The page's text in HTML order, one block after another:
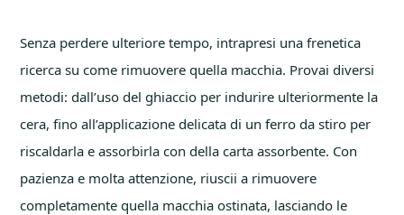
Senza perdere ulteriore tempo, intrapresi una frenetica
ricerca su come rimuovere quella macchia. Provai diversi
metodi: dall’uso del ghiaccio per indurire ulteriormente la
cera, fino all’applicazione delicata di un ferro da stiro per
riscaldarla e assorbirla con della carta assorbente. Con
pazienza e molta attenzione, riuscii a rimuovere
completamente quella macchia ostinata, lasciando le